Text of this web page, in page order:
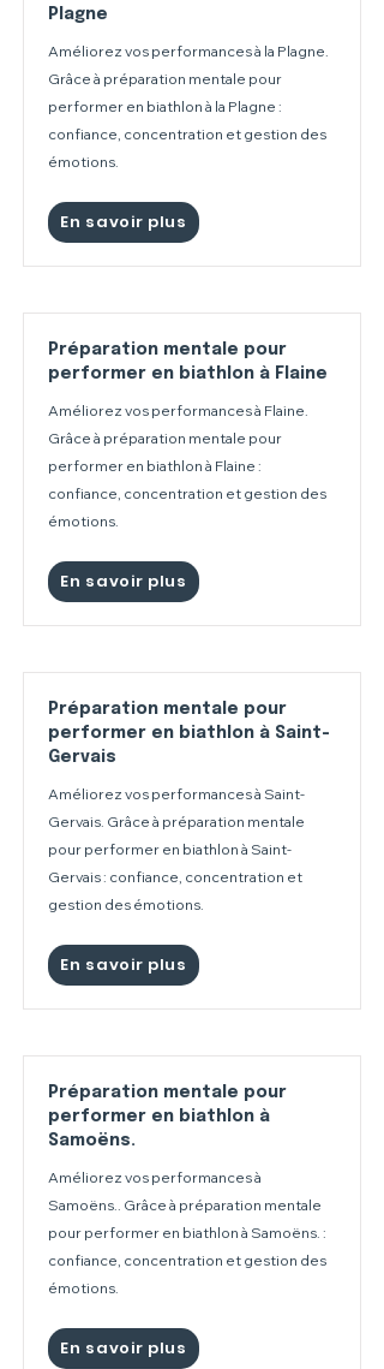
Plagne
Améliorez vos performances à la Plagne.
Grâce à préparation mentale pour
performer en biathlon à la Plagne :
confiance, concentration et gestion des
émotions.
En savoir plus
Préparation mentale pour
performer en biathlon à Flaine
Améliorez vos performances à Flaine.
Grâce à préparation mentale pour
performer en biathlon à Flaine :
confiance, concentration et gestion des
émotions.
En savoir plus
Préparation mentale pour
performer en biathlon à Saint-
Gervais
Améliorez vos performances à Saint-
Gervais. Grâce à préparation mentale
pour performer en biathlon à Saint-
Gervais : confiance, concentration et
gestion des émotions.
En savoir plus
Préparation mentale pour
performer en biathlon à
Samoëns.
Améliorez vos performances à
Samoëns.. Grâce à préparation mentale
pour performer en biathlon à Samoëns. :
confiance, concentration et gestion des
émotions.
En savoir plus